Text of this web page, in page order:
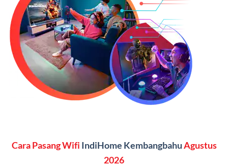
SMS semua operator, akses layanan streaming (Catchplay,
Vidio, WeTV, Disney+, dll.), dan paket TV 82 channel
(untuk beberapa pilihan).
Kelebihan:Paket lengkap untuk pengguna yang
menginginkan internet, komunikasi, dan hiburan
(streaming & TV) dalam satu paket.
Paket Dynamic IP
Fitur:Kecepatan internet 10Mbps-300Mbps, kuota
keluarga, nelpon & SMS semua operator, dan akses
Cara Pasang Wifi IndiHome KembangbahuAgustus
2026